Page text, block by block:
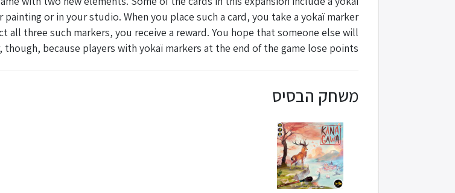
or in your studio. When you place such a card, you take a yokaï marker
three such markers, you receive a reward. You hope that someone else will
because players with yokaï markers at the end of the game lose points.
משחק הבסיס